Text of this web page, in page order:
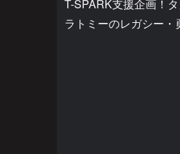
T-SPARK支援企画！
ラトミーのレガシー